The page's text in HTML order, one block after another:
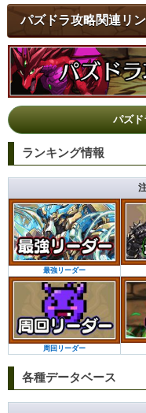
パズドラ攻略関連リ
パズ
ランキング情報
最強リーダー
周回リーダー
各種データベース